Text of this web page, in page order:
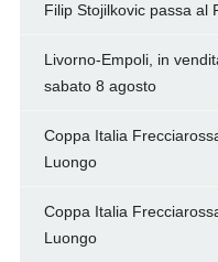
Filip Stojilkovic passa al
Livorno-Empoli, in
sabato 8 agosto
Coppa Italia
Luongo
Coppa Italia
Luongo